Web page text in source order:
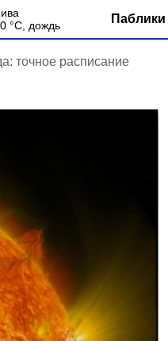
°С, дождь Паблики
точное расписание